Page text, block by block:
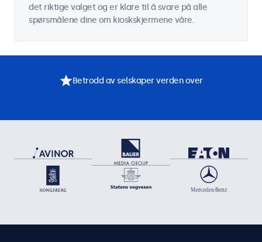
det riktige valget og er klare til å svare på alle
spørsmålene dine om kioskskjermene våre.
Betrodd av selskaper verden over